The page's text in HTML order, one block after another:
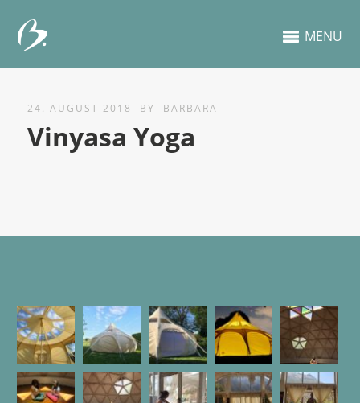
MENU
24. AUGUST 2018 BY BARBARA
Vinyasa Yoga